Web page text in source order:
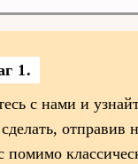
1.
с нами и
отправив
помимо